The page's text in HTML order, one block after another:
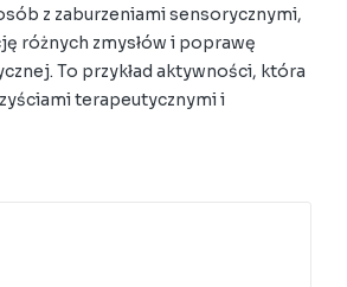
z zaburzeniami sensorycznymi,
różnych zmysłów i poprawę
To przykład aktywności, która
terapeutycznymi i